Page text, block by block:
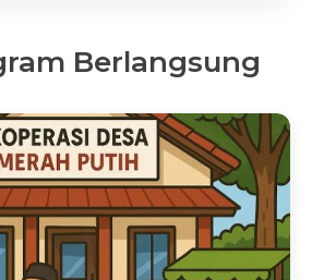
Berlangsung